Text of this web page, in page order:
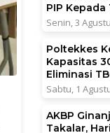
PIP Kepada
Senin, 3
Poltekkes
Kapasitas
Eliminasi
Sabtu, 1
AKBP
Takalar,